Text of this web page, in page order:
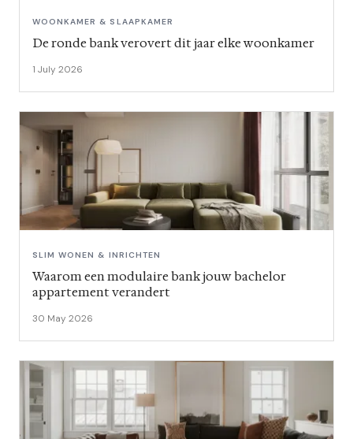
WOONKAMER & SLAAPKAMER
De ronde bank verovert dit jaar elke woonkamer
1 July 2026
SLIM WONEN & INRICHTEN
Waarom een modulaire bank jouw bachelor
appartement verandert
30 May 2026